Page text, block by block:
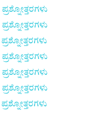
ಪ್ರಶ್ನೋತ್ತರಗಳು
ಪ್ರಶ್ನೋತ್ತರಗಳು
ಪ್ರಶ್ನೋತ್ತರಗಳು
ಪ್ರಶ್ನೋತ್ತರಗಳು
ಪ್ರಶ್ನೋತ್ತರಗಳು
ಪ್ರಶ್ನೋತ್ತರಗಳು
ಪ್ರಶ್ನೋತ್ತರಗಳು